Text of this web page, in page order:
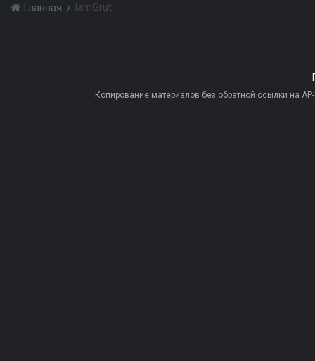
Главная IamGrut
Копирование материалов без обратной ссылки на